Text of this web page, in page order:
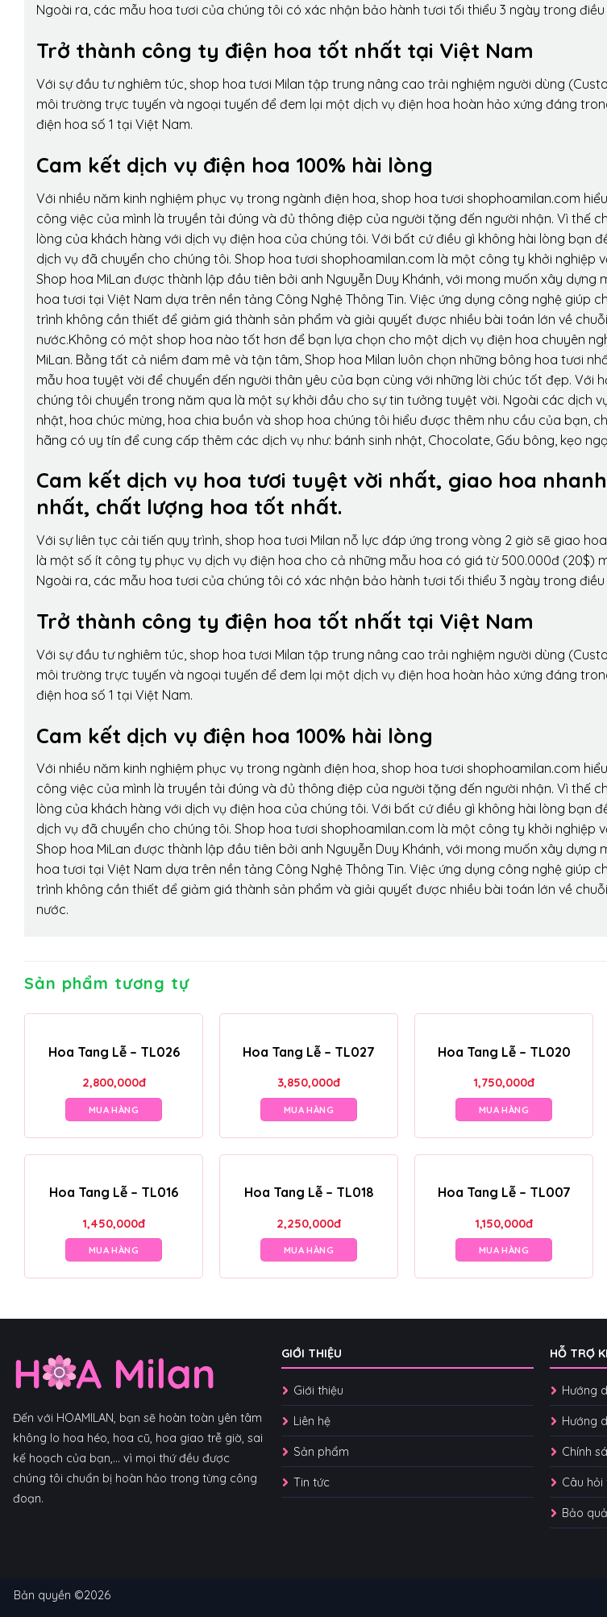
Ngoài ra, các mẫu hoa tươi của chúng tôi có xác nhận bảo hành tươi tối thiểu 3 ngày trong điều
Trở thành công ty điện hoa tốt nhất tại Việt Nam
Với sự đầu tư nghiêm túc, shop hoa tươi Milan tập trung nâng cao trải nghiệm người dùng
môi trường trực tuyến và ngoại tuyến để đem lại một dịch vụ điện hoa hoàn hảo xứng đáng
điện hoa số 1 tại Việt Nam.
Cam kết dịch vụ điện hoa 100% hài lòng
Với nhiều năm kinh nghiệm phục vụ trong ngành điện hoa, shop hoa tươi shophoamilan.com
công việc của mình là truyền tải đúng và đủ thông điệp của người tặng đến người nhận. Vì thế
lòng của khách hàng với dịch vụ điện hoa của chúng tôi. Với bất cứ điều gì không hài lòng bạn
dịch vụ đã chuyển cho chúng tôi. Shop hoa tươi shophoamilan.com là một công ty khởi nghiệp
Shop hoa MiLan được thành lập đầu tiên bởi anh Nguyễn Duy Khánh, với mong muốn xây dựng
hoa tươi tại Việt Nam dựa trên nền tảng Công Nghệ Thông Tin. Việc ứng dụng công nghệ giúp
trình không cần thiết để giảm giá thành sản phẩm và giải quyết được nhiều bài toán lớn về
nước.Không có một shop hoa nào tốt hơn để bạn lựa chọn cho một dịch vụ điện hoa chuyên
MiLan. Bằng tất cả niềm đam mê và tận tâm, Shop hoa Milan luôn chọn những bông hoa tươi
mẫu hoa tuyệt vời để chuyển đến người thân yêu của bạn cùng với những lời chúc tốt đẹp. Với
chúng tôi chuyển trong năm qua là một sự khởi đầu cho sự tin tưởng tuyệt vời. Ngoài các dịch
nhật, hoa chúc mừng, hoa chia buồn và shop hoa chúng tôi hiểu được thêm nhu cầu của bạn,
hãng có uy tín để cung cấp thêm các dịch vụ như: bánh sinh nhật, Chocolate, Gấu bông, kẹo
Cam kết dịch vụ hoa tươi tuyệt vời nhất, giao hoa
nhất, chất lượng hoa tốt nhất.
Với sự liên tục cải tiến quy trình, shop hoa tươi Milan nỗ lực đáp ứng trong vòng 2 giờ sẽ giao
là một số ít công ty phục vụ dịch vụ điện hoa cho cả những mẫu hoa có giá từ 500.000đ (20$)
Ngoài ra, các mẫu hoa tươi của chúng tôi có xác nhận bảo hành tươi tối thiểu 3 ngày trong điều
Trở thành công ty điện hoa tốt nhất tại Việt Nam
Với sự đầu tư nghiêm túc, shop hoa tươi Milan tập trung nâng cao trải nghiệm người dùng
môi trường trực tuyến và ngoại tuyến để đem lại một dịch vụ điện hoa hoàn hảo xứng đáng
điện hoa số 1 tại Việt Nam.
Cam kết dịch vụ điện hoa 100% hài lòng
Với nhiều năm kinh nghiệm phục vụ trong ngành điện hoa, shop hoa tươi shophoamilan.com
công việc của mình là truyền tải đúng và đủ thông điệp của người tặng đến người nhận. Vì thế
lòng của khách hàng với dịch vụ điện hoa của chúng tôi. Với bất cứ điều gì không hài lòng bạn
dịch vụ đã chuyển cho chúng tôi. Shop hoa tươi shophoamilan.com là một công ty khởi nghiệp
Shop hoa MiLan được thành lập đầu tiên bởi anh Nguyễn Duy Khánh, với mong muốn xây dựng
hoa tươi tại Việt Nam dựa trên nền tảng Công Nghệ Thông Tin. Việc ứng dụng công nghệ giúp
trình không cần thiết để giảm giá thành sản phẩm và giải quyết được nhiều bài toán lớn về
nước.
Sản phẩm tương tự
Hoa Tang Lễ – TL026
2,800,000đ
MUA HÀNG
Hoa Tang Lễ – TL027
3,850,000đ
MUA HÀNG
Hoa Tang Lễ – TL020
1,750,000đ
MUA HÀNG
Hoa Tang Lễ – TL016
1,450,000đ
MUA HÀNG
Hoa Tang Lễ – TL018
2,250,000đ
MUA HÀNG
Hoa Tang Lễ – TL007
1,150,000đ
MUA HÀNG
Đến với HOAMILAN, bạn sẽ hoàn toàn yên tâm
không lo hoa héo, hoa cũ, hoa giao trễ giờ, sai
kế hoạch của bạn,... vì mọi thứ đều được
chúng tôi chuẩn bị hoàn hảo trong từng công
đoạn.
GIỚI THIỆU
Giới thiệu
Liên hệ
Sản phẩm
Tin tức
HỖ TRỢ
Hướng
Hướng
Chính
Câu
Bảo
Bản quyền ©2026